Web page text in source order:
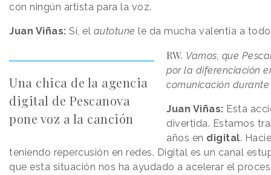
con ningún artista para la voz.
Juan Viñas: Sí, el autotune le da mucha valentía a
Una chica de la agencia
digital de Pescanova
pone voz a la canción
RW. Vamos, que
por la diferenciación
comunicación
Juan Viñas: Esta
divertida. Estamos
años en digital.
teniendo repercusión en redes. Digital es un canal
que esta situación nos ha ayudado a acelerar el